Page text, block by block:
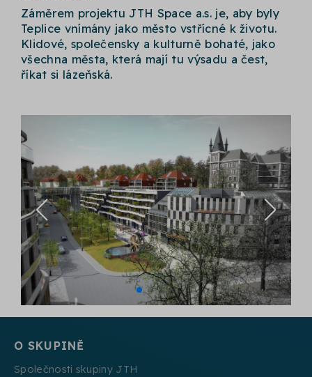
Záměrem projektu JTH Space a.s. je, aby byly
Teplice vnímány jako město vstřícné k životu.
Klidové, společensky a kulturně bohaté, jako
všechna města, která mají tu výsadu a čest,
říkat si lázeňská.
O SKUPINĚ
Společnosti skupiny JTH